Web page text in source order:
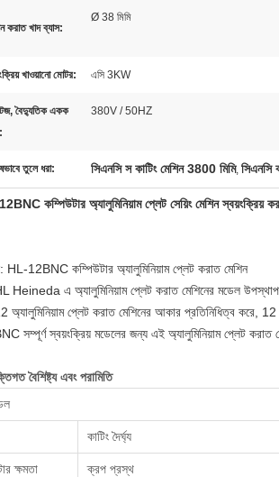
করাত খাদ ব্যাস:
Ø 38 মিমি
খাওয়ানো মোটর: এসি 3KW
বৈদ্যুতিক একক
380V / 50HZ
তুলে ধরা: সিএনসি স কাটিং মেশিন 3800 মিমি, সিএনসি
কম্পিউটার অ্যালুমিনিয়াম প্লেট সেয়িং মেশিন স্বয়ংক্রিয়
HL-12BNC কম্পিউটার অ্যালুমিনিয়াম প্লেট করাত মেশিন
Heineda এ অ্যালুমিনিয়াম প্লেট করাত মেশিনের মডেল
প্লেট করাত মেশিনের আকার প্রতিনিধিত্ব করে,
সম্পূর্ণ স্বয়ংক্রিয় মডেলের জন্য এই অ্যালুমিনিয়াম প্লেট করাত
বৈশিষ্ট্য এবং পরামিতি
কাটিং দৈর্ঘ্য
ক্ষমতা ক্রপ প্রস্থ